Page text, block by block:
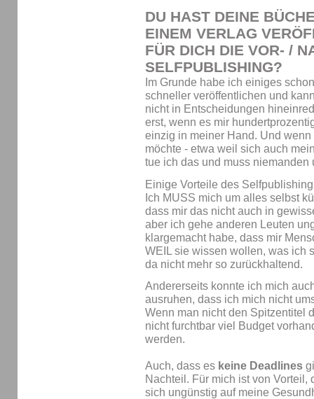
DU HAST DEINE
EINEM VERLAG
FÜR DICH DIE VOR- /
SELFPUBLISHING?
Im Grunde habe ich einiges
schneller veröffentlichen und
nicht in Entscheidungen
erst, wenn es mir
einzig in meiner Hand. Und
möchte - etwa weil sich auch
tue ich das und muss niemanden
Einige Vorteile des
Ich MUSS mich um alles selbst
dass mir das nicht auch in
aber ich gehe anderen Leuten
klargemacht habe, dass mir
WEIL sie wissen wollen, was ich
da nicht mehr so zurückhaltend.
Andererseits konnte ich mich
ausruhen, dass ich mich nicht
Wenn man nicht den Spitzentitel
nicht furchtbar viel Budget
werden.
Auch, dass es keine Deadlines
Nachteil. Für mich ist von
sich ungünstig auf meine